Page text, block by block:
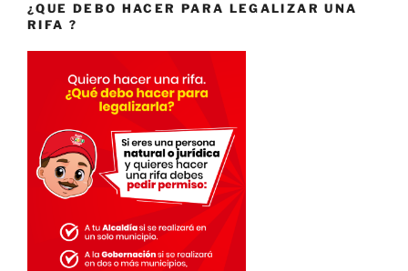
¿QUE DEBO HACER PARA LEGALIZAR UNA
RIFA ?